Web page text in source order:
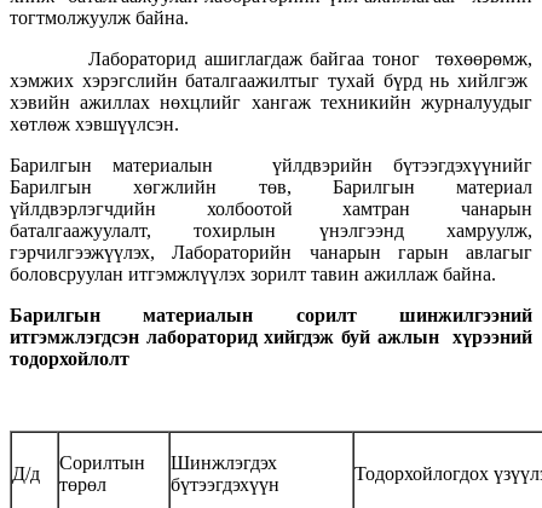
тогтмолжуулж байна.
Лабораторид ашиглагдаж байгаа тоног төхөөрөмж,
хэмжих хэрэгслийн баталгаажилтыг тухай бүрд нь хийлгэж
хэвийн ажиллах нөхцлийг хангаж техникийн журналуудыг
хөтлөж хэвшүүлсэн.
Барилгын материалын үйлдвэрийн бүтээгдэхүүнийг
Барилгын хөгжлийн төв, Барилгын материал
үйлдвэрлэгчдийн холбоотой хамтран чанарын
баталгаажуулалт, тохирлын үнэлгээнд хамруулж,
гэрчилгээжүүлэх, Лабораторийн чанарын гарын авлагыг
боловсруулан итгэмжлүүлэх зорилт тавин ажиллаж байна.
Барилгын
материалын сорилт
шинжилгээний
итгэмжлэгдсэн лабораторид хийгдэж буй ажлын
хүрээний
тодорхойлолт
Д/д
Сорилтын
төрөл
Шинжлэгдэх
бүтээгдэхүүн
Тодорхойлогдох